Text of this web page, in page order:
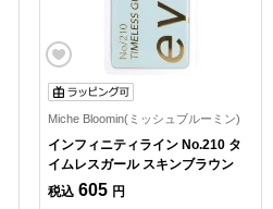
Miche Bloomin(ミッシュブルーミン)
インフィニティライン No.210 タ
イムレスガール スキンブラウン
税込 605 円